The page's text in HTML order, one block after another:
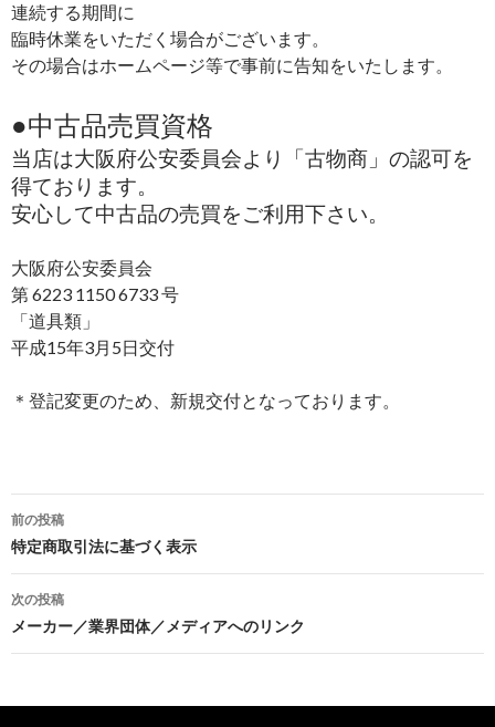
連続する期間に
臨時休業をいただく場合がございます。
その場合はホームページ等で事前に告知をいたします。
●中古品売買資格
当店は大阪府公安委員会より「古物商」の認可を
得ております。
安心して中古品の売買をご利用下さい。
大阪府公安委員会
第 6223 1150 6733 号
「道具類」
平成15年3月5日交付
＊登記変更のため、新規交付となっております。
投
稿
ナ
ゲ
前の投稿
特定商取引法に基づく表示
次の投稿
メーカー／業界団体／メディアへのリンク